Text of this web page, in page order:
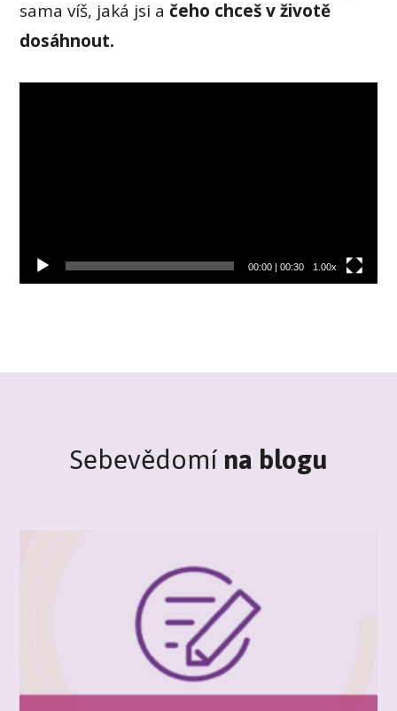
sama víš, jaká jsi ačeho chceš v životě
dosáhnout.
00:00| 00:30 1.00x
Sebevědomína blogu